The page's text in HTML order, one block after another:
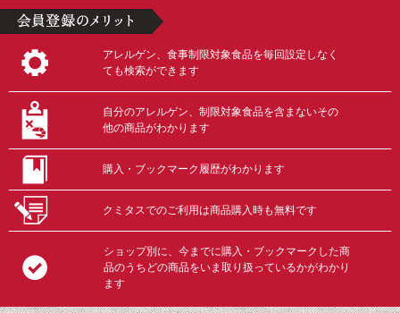
アレルゲン、食事制限対象食品を毎回設定しなく
ても検索ができます
自分のアレルゲン、制限対象食品を含まないその
他の商品がわかります
購入・ブックマーク履歴がわかります
クミタスでのご利用は商品購入時も無料です
ショップ別に、今までに購入・ブックマークした商
品のうちどの商品をいま取り扱っているかがわかり
ます